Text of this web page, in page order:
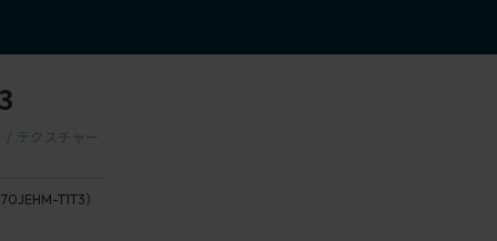
テクスチャー
T1T3）